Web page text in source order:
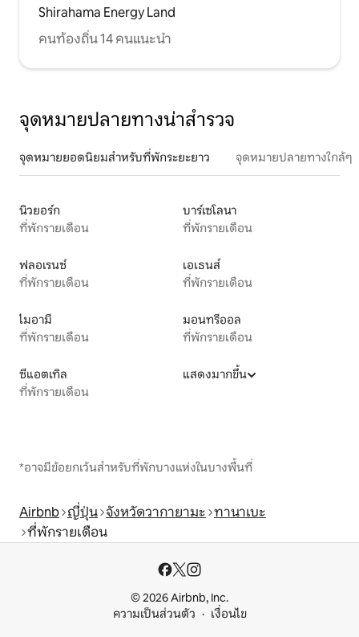
Shirahama Energy Land
คนท้องถิ่น 14 คนแนะนำ
จุดหมายปลายทางน่าสำรวจ
จุดหมายยอดนิยมสำหรับที่พักระยะยาว จุดหมายปลายทางใกล้ๆ
นิวยอร์ก
ที่พักรายเดือน
บาร์เซโลนา
ที่พักรายเดือน
ฟลอเรนซ์
ที่พักรายเดือน
เอเธนส์
ที่พักรายเดือน
ไมอามี
ที่พักรายเดือน
มอนทรีออล
ที่พักรายเดือน
ซีแอตเทิล
ที่พักรายเดือน
แสดงมากขึ้น
*อาจมีข้อยกเว้นสำหรับที่พักบางแห่งในบางพื้นที่
Airbnb ญี่ปุ่น จังหวัดวากายามะ ทานาเบะ
ที่พักรายเดือน
© 2026 Airbnb, Inc.
ความเป็นส่วนตัว
เงื่อนไข